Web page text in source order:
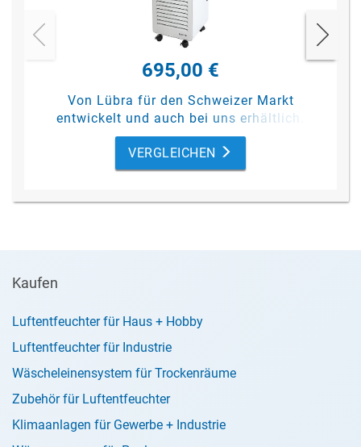
695,00 €
Von Lübra für den Schweizer Markt
entwickelt und auch bei uns erhältlich.
Hochwertiger Luftentfeuchter aus
europäischer Produktion, mit einem
Trotzdem dezent und leicht anmutend und
VERGLEICHEN
Kaufen
Luftentfeuchter für Haus + Hobby
Luftentfeuchter für Industrie
Wäscheleinensystem für Trockenräume
Zubehör für Luftentfeuchter
Klimaanlagen für Gewerbe + Industrie